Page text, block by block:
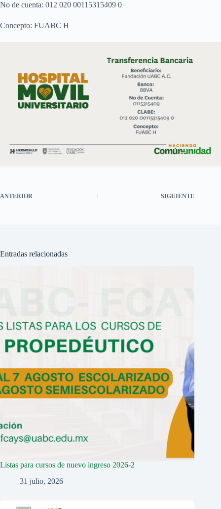
No de cuenta: 012 020 00115315409 0
Concepto: FUABC H
ANTERIOR SIGUIENTE
Entradas relacionadas
Listas para cursos de nuevo ingreso 2026-2
31 julio, 2026